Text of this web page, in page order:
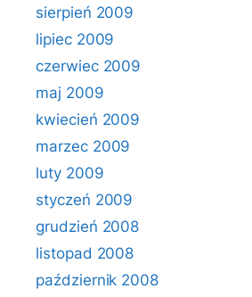
sierpień 2009
lipiec 2009
czerwiec 2009
maj 2009
kwiecień 2009
marzec 2009
luty 2009
styczeń 2009
grudzień 2008
listopad 2008
październik 2008